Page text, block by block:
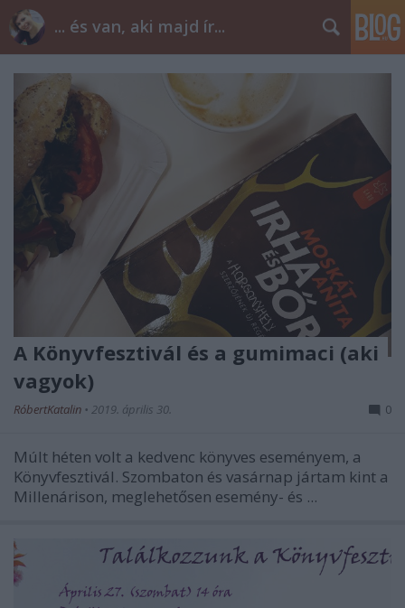
... és van, aki majd ír...
A Könyvfesztivál és a gumimaci (aki
vagyok)
RóbertKatalin • 2019. április 30. 0
Múlt héten volt a kedvenc könyves eseményem, a
Könyvfesztivál. Szombaton és vasárnap jártam kint a
Millenárison, meglehetősen esemény- és ...